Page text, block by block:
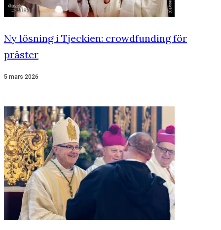
Ny lösning i Tjeckien: crowdfunding för
präster
5 mars 2026